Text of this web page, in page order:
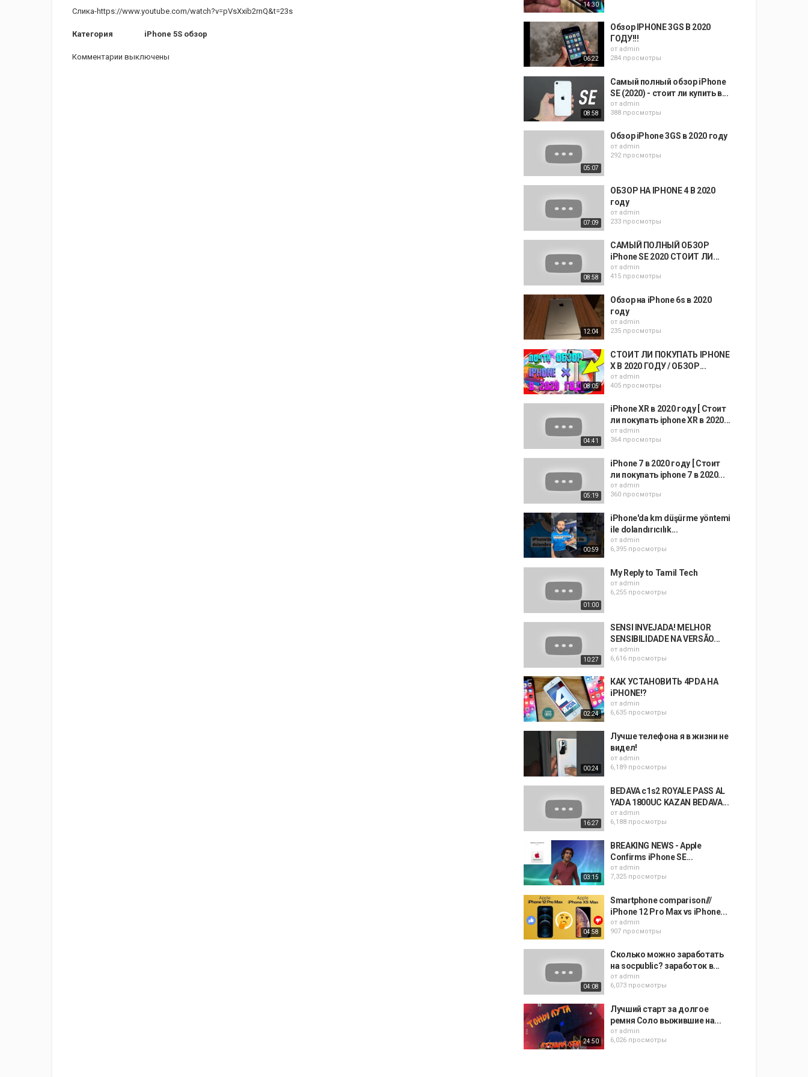
Слика-https://www.youtube.com/watch?v=pVsXxib2rnQ&t=23s
Категория iPhone 5S обзор
Комментарии выключены
14:30
06:22
Обзор IPHONE 3GS В 2020
ГОДУ!!!
от admin
284 просмотры
08:58
Самый полный обзор iPhone
SE (2020) - стоит ли купить в...
от admin
388 просмотры
05:07
Обзор iPhone 3GS в 2020 году
от admin
292 просмотры
07:09
ОБЗОР НА IPHONE 4 В 2020
году
от admin
233 просмотры
08:58
CАМЫЙ ПОЛНЫЙ ОБЗОР
iPhone SE 2020 СТОИТ ЛИ...
от admin
415 просмотры
12:04
Обзор на iPhone 6s в 2020
году
от admin
235 просмотры
08:05
СТОИТ ЛИ ПОКУПАТЬ IPHONE
X В 2020 ГОДУ / ОБЗОР...
от admin
405 просмотры
04:41
iPhone XR в 2020 году [ Стоит
ли покупать iphone XR в 2020...
от admin
364 просмотры
05:19
iPhone 7 в 2020 году [ Стоит
ли покупать iphone 7 в 2020...
от admin
360 просмотры
00:59
iPhone'da km düşürme yöntemi
ile dolandırıcılık...
от admin
6,395 просмотры
01:00
My Reply to Tamil Tech
от admin
6,255 просмотры
10:27
SENSI INVEJADA! MELHOR
SENSIBILIDADE NA VERSÃO...
от admin
6,616 просмотры
02:24
КАК УСТАНОВИТЬ 4PDA НА
iPHONE!?
от admin
6,635 просмотры
00:24
Лучше телефона я в жизни не
видел!
от admin
6,189 просмотры
16:27
BEDAVA c1s2 ROYALE PASS AL
YADA 1800UC KAZAN BEDAVA...
от admin
6,188 просмотры
03:15
BREAKING NEWS - Apple
Confirms iPhone SE...
от admin
7,325 просмотры
04:58
Smartphone comparison///
iPhone 12 Pro Max vs iPhone...
от admin
907 просмотры
04:08
Сколько можно заработать
на socpublic? заработок в...
от admin
6,073 просмотры
24:50
Лучший старт за долгое
ремня Соло выжившие на...
от admin
6,026 просмотры